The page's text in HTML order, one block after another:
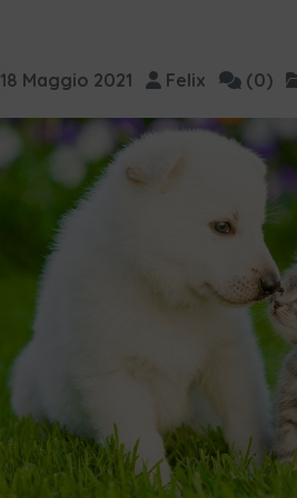
18 Maggio 2021 Felix (0)